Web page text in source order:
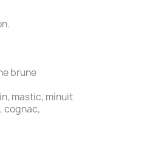
brune
mastic, minuit
cognac,